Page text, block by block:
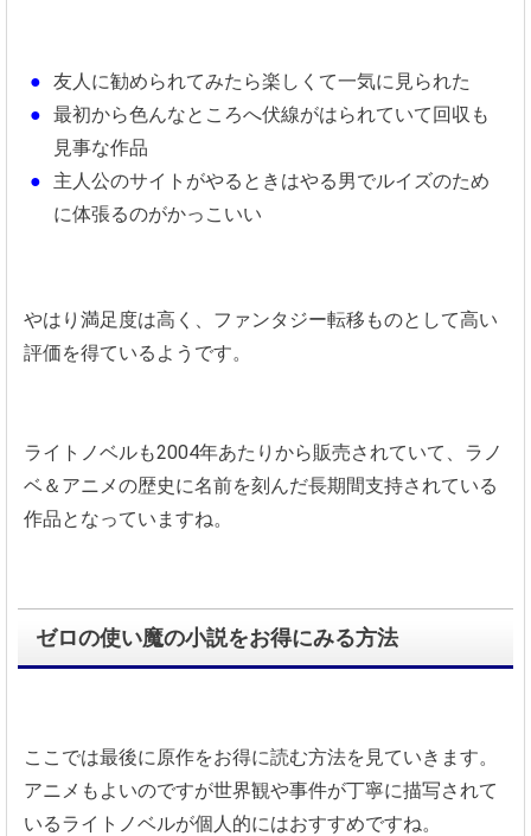
友人に勧められてみたら楽しくて一気に見られた
最初から色んなところへ伏線がはられていて回収も
見事な作品
主人公のサイトがやるときはやる男でルイズのため
に体張るのがかっこいい
やはり満足度は高く、ファンタジー転移ものとして高い
評価を得ているようです。
ライトノベルも2004年あたりから販売されていて、ラノ
ベ＆アニメの歴史に名前を刻んだ長期間支持されている
作品となっていますね。
ゼロの使い魔の小説をお得にみる方法
ここでは最後に原作をお得に読む方法を見ていきます。
アニメもよいのですが世界観や事件が丁寧に描写されて
いるライトノベルが個人的にはおすすめですね。